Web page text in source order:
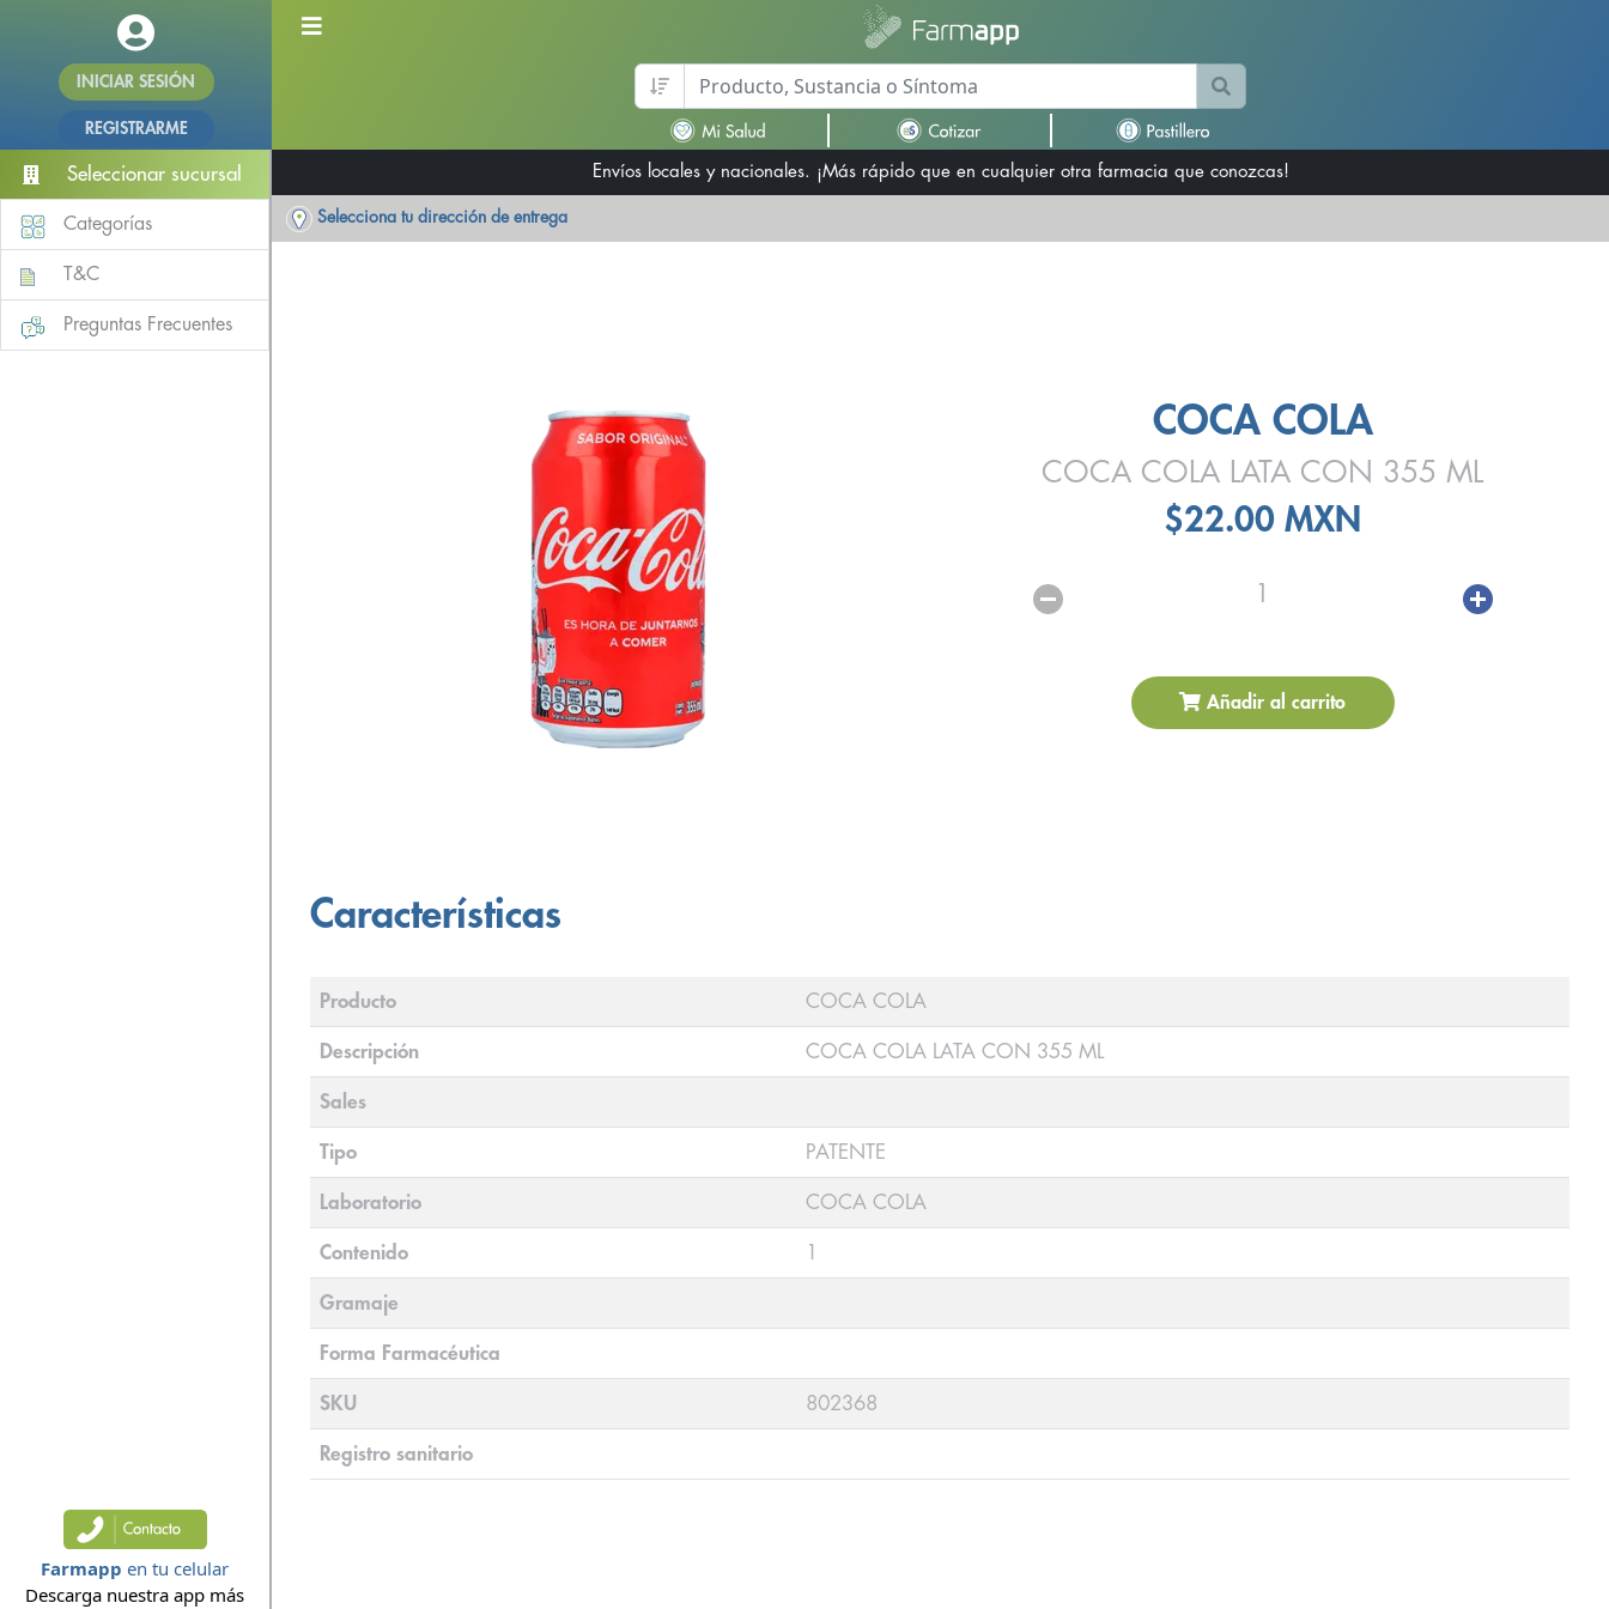
INICIAR SESIÓN
REGISTRARME
Seleccionar sucursal
Categorías
T&C
Preguntas Frecuentes
Farmapp en tu celular
Descarga nuestra app más
Envíos locales y nacionales. ¡Más rápido que en cualquier otra farmacia que conozcas!
Selecciona tu dirección de entrega
COCA COLA
COCA COLA LATA CON 355 ML
$22.00 MXN
1
Añadir al carrito
Características
Producto COCA COLA
Descripción COCA COLA LATA CON 355 ML
Sales
Tipo PATENTE
Laboratorio COCA COLA
Contenido 1
Gramaje
Forma Farmacéutica
SKU 802368
Registro sanitario